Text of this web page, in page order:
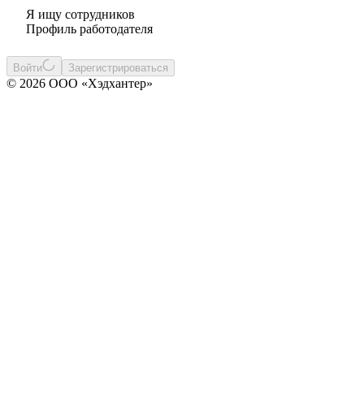
Я ищу сотрудников
Профиль работодателя
Войти Зарегистрироваться
© 2026 ООО «Хэдхантер»